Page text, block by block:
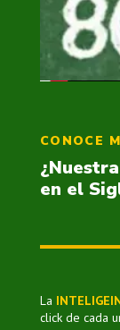
CONOCE
en el
La
click de cada